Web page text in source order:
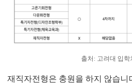
출처: 고려대 입학
재직자전형은 충원을 하지 않습니